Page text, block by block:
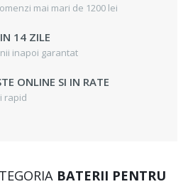
mai mari de 1200 lei
14 ZILE
inapoi garantat
ONLINE SI IN RATE
rapid
BATERII PENTRU